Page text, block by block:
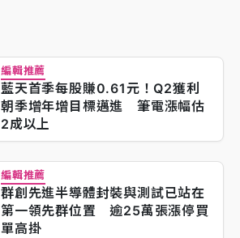
編輯推薦
藍天首季每股賺0.61元！Q2獲利
朝季增年增目標邁進 筆電漲幅估
2成以上
編輯推薦
群創先進半導體封裝與測試已站在
第一領先群位置 逾25萬張漲停買
單高掛